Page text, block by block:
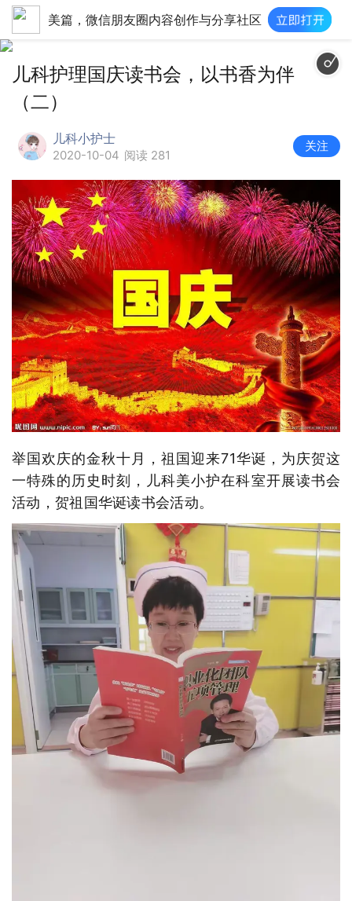
美篇，微信朋友圈内容创作与分享社区
儿科护理国庆读书会，以书香为伴
（二）
儿科小护士
2020-10-04 阅读 281
关注
举国欢庆的金秋十月，祖国迎来71华诞，为庆贺这
一特殊的历史时刻，儿科美小护在科室开展读书会
活动，贺祖国华诞读书会活动。
我和我